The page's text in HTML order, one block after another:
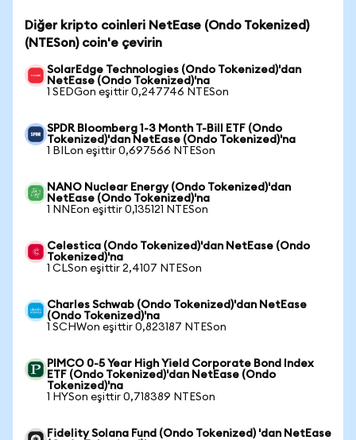
Diğer kripto coinleri NetEase (Ondo Tokenized)
(NTESon) coin'e çevirin
SolarEdge Technologies (Ondo Tokenized)'dan
NetEase (Ondo Tokenized)'na
1 SEDGon eşittir 0,247746 NTESon
SPDR Bloomberg 1-3 Month T-Bill ETF (Ondo
Tokenized)'dan NetEase (Ondo Tokenized)'na
1 BILon eşittir 0,697566 NTESon
NANO Nuclear Energy (Ondo Tokenized)'dan
NetEase (Ondo Tokenized)'na
1 NNEon eşittir 0,135121 NTESon
Celestica (Ondo Tokenized)'dan NetEase (Ondo
Tokenized)'na
1 CLSon eşittir 2,4107 NTESon
Charles Schwab (Ondo Tokenized)'dan NetEase
(Ondo Tokenized)'na
1 SCHWon eşittir 0,823187 NTESon
PIMCO 0-5 Year High Yield Corporate Bond Index
ETF (Ondo Tokenized)'dan NetEase (Ondo
Tokenized)'na
1 HYSon eşittir 0,718389 NTESon
Fidelity Solana Fund (Ondo Tokenized) 'dan NetEase